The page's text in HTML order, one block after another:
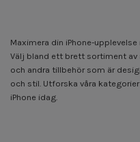
Maximera din iPhone-
Välj bland ett brett sortiment
och andra tillbehör som är
och stil. Utforska våra
iPhone idag.